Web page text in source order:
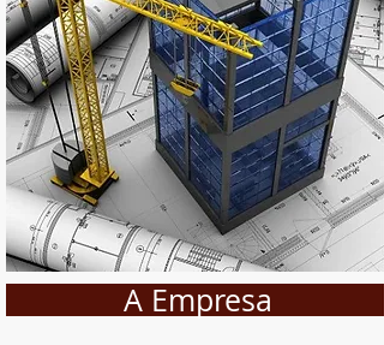
A Empresa